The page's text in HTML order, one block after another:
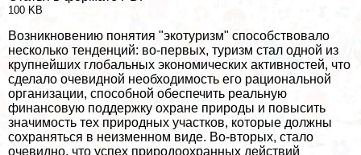
100 KB
Возникновению понятия "экотуризм" способствовало
несколько тенденций: во-первых, туризм стал одной из
крупнейших глобальных экономических активностей, что
сделало очевидной необходимость его рациональной
организации, способной обеспечить реальную
финансовую поддержку охране природы и повысить
значимость тех природных участков, которые должны
сохраняться в неизменном виде. Во-вторых, стало
очевидно, что успех природоохранных действий